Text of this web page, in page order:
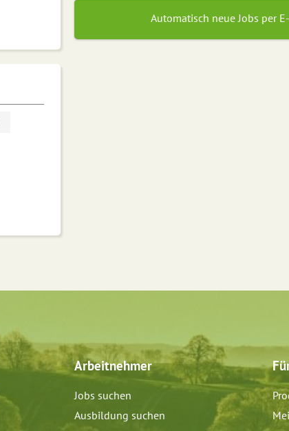
Automatisch neue Jobs per
Arbeitnehmer
Jobs suchen
Ausbildung suchen